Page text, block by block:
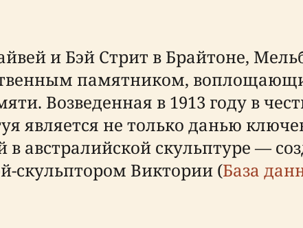
и Бэй Стрит в Брайтоне,
памятником,
Возведенная в 1913 году в
является не только данью
австралийской скульптуре —
скульптором Виктории (База